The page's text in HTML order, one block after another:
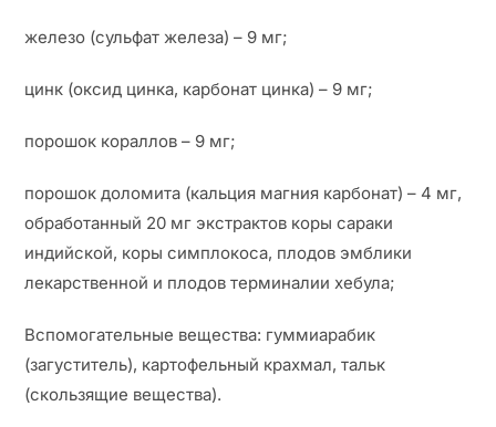
железо (сульфат железа) – 9 мг;
цинк (оксид цинка, карбонат цинка) – 9 мг;
порошок кораллов – 9 мг;
порошок доломита (кальция магния карбонат) – 4 мг,
обработанный 20 мг экстрактов коры сараки
индийской, коры симплокоса, плодов эмблики
лекарственной и плодов терминалии хебула;
Вспомогательные вещества: гуммиарабик
(загуститель), картофельный крахмал, тальк
(скользящие вещества).